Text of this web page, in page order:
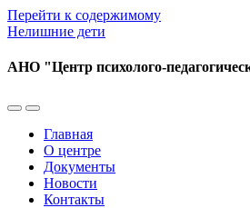
Перейти к содержимому
Нелишние дети
АНО "Центр психолого-
Переключить
мобильное
меню
Переключить
поле
поиска
Главная
О центре
Документы
Новости
Контакты